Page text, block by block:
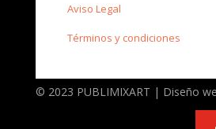
Aviso Legal
Términos y condiciones
© 2023 PUBLIMIXART | Diseño